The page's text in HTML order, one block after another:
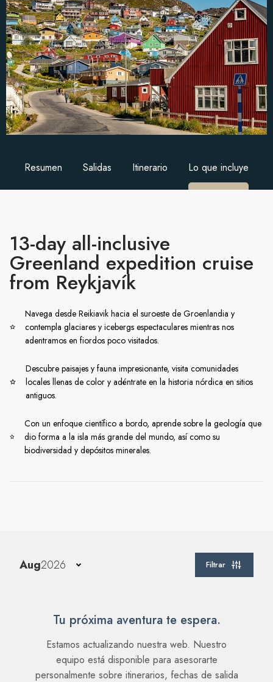
Resumen Salidas Itinerario Lo que incluye
13-day all-inclusive
Greenland expedition cruise
from Reykjavík
Navega desde Reikiavik hacia el suroeste de Groenlandia y
contempla glaciares y icebergs espectaculares mientras nos
adentramos en fiordos poco visitados.
Descubre paisajes y fauna impresionante, visita comunidades
locales llenas de color y adéntrate en la historia nórdica en sitios
antiguos.
Con un enfoque científico a bordo, aprende sobre la geología que
dio forma a la isla más grande del mundo, así como su
biodiversidad y depósitos minerales.